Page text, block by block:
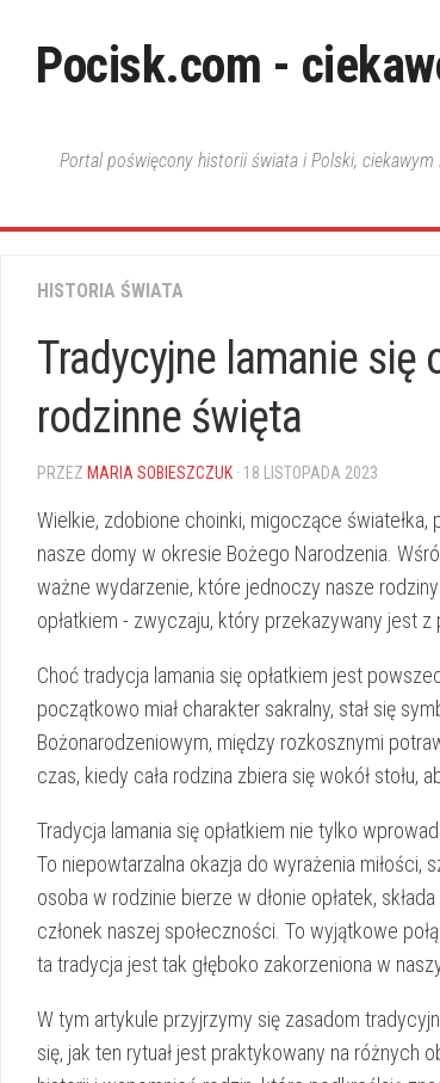
contentPocisk.com -
Portal poświęcony historii świata i Polski,
HISTORIA ŚWIATA
Tradycyjne lamanie się
rodzinne święta
PRZEZ MARIA SOBIESZCZUK · 18 LISTOPADA 2023
Wielkie, zdobione ⁢choinki, migoczące
nasze domy w⁤ okresie Bożego Narodzenia.
ważne wydarzenie, które‍ jednoczy⁢ nasze
opłatkiem -​ zwyczaju, który ‍przekazywany jest‍
Choć tradycja lamania ⁤się opłatkiem jest
początkowo miał charakter sakralny, stał ⁤się
Bożonarodzeniowym, między rozkosznymi
czas, kiedy⁣ cała rodzina ‍zbiera się wokół stołu,
Tradycja lamania się ‍opłatkiem nie ​tylko
To niepowtarzalna okazja do wyrażenia miłości,
osoba w‌ rodzinie bierze w dłonie opłatek,
⁣członek⁤ naszej⁤ społeczności. To wyjątkowe
ta tradycja ‌jest tak głęboko zakorzeniona w⁤
W‍ tym artykule​ przyjrzymy się ‌zasadom
się, jak ten rytuał jest⁣ praktykowany na różnych